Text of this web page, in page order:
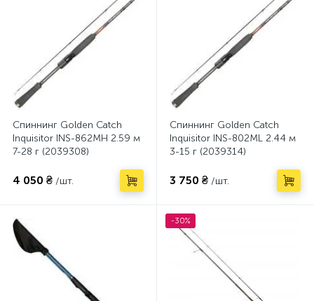
Спиннинг Golden Catch
Inquisitor INS-862MH 2.59 м
7-28 г (2039308)
4 050 ₴ /шт.
Спиннинг Golden Catch
Inquisitor INS-802ML 2.44 м
3-15 г (2039314)
3 750 ₴ /шт.
-30%